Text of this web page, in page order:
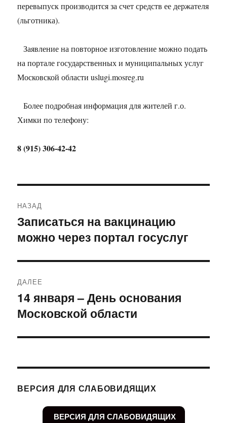
перевыпуск производится за счет средств ее держателя
(льготника).
⠀Заявление на повторное изготовление можно подать
на портале государственных и муниципальных услуг
Московской области uslugi.mosreg.ru
⠀Более подробная информация для жителей г.о.
Химки по телефону:
8 (915) 306-42-42
по
записям
НАЗАД
Предыдущая
запись:
Записаться на вакцинацию
можно через портал госуслуг
ДАЛЕЕ
Следующая
запись:
14 января – День основания
Московской области
ВЕРСИЯ ДЛЯ СЛАБОВИДЯЩИХ
ВЕРСИЯ ДЛЯ СЛАБОВИДЯЩИХ